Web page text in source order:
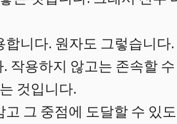
니다. 원자도 그렇습니다
작용하지 않고는 존속할
것입니다.
그 중점에 도달할 수 있